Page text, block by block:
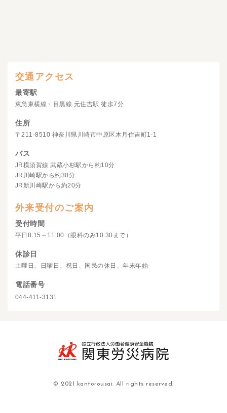
交通アクセス
最寄駅
東急東横線・目黒線 元住吉駅 徒歩7分
住所
〒211-8510 神奈川県川崎市中原区木月住吉町1-1
バス
JR横須賀線 武蔵小杉駅から約10分
JR川崎駅から約30分
JR新川崎駅から約20分
外来受付のご案内
受付時間
平日8:15～11:00（眼科のみ10:30まで）
休診日
土曜日、日曜日、祝日、国民の休日、年末年始
電話番号
044-411-3131
© 2021 kantorousai. All rights reserved.